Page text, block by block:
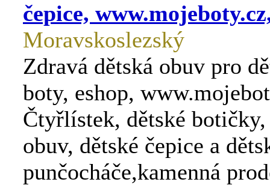
čepice,
Moravskoslezský
Zdravá dětská obuv pro
boty, eshop,
Čtyřlístek, dětské
obuv, dětské čepice a
punčocháče,kamenná